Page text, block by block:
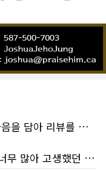
박문호 딜러님께 너무나도 감사한 마음을 담아 리뷰를 남깁니다.
스포인트의 박문호 딜러님을 만나면서 그동안의 고민이 모두 해결되었습니다.